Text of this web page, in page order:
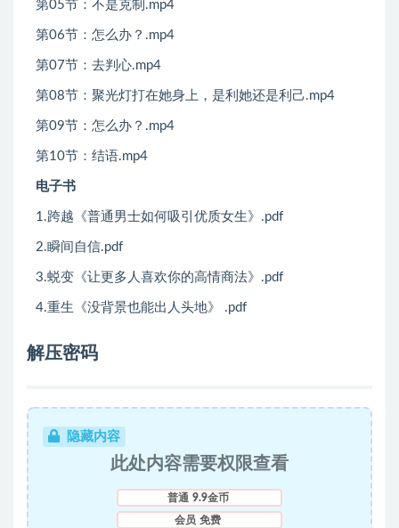
第05节：不是克制.mp4
第06节：怎么办？.mp4
第07节：去判心.mp4
第08节：聚光灯打在她身上，是利她还是利己.mp4
第09节：怎么办？.mp4
第10节：结语.mp4
电子书
1.跨越《普通男士如何吸引优质女生》.pdf
2.瞬间自信.pdf
3.蜕变《让更多人喜欢你的高情商法》.pdf
4.重生《没背景也能出人头地》 .pdf
解压密码
隐藏内容
此处内容需要权限查看
普通 9.9金币
会员 免费